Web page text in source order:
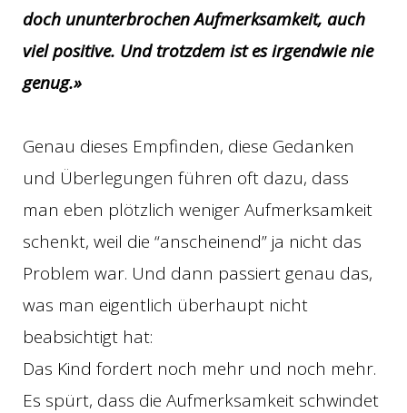
doch ununterbrochen Aufmerksamkeit, auch
viel positive. Und trotzdem ist es irgendwie nie
genug.»
Genau dieses Empfinden, diese Gedanken
und Überlegungen führen oft dazu, dass
man eben plötzlich weniger Aufmerksamkeit
schenkt, weil die “anscheinend” ja nicht das
Problem war. Und dann passiert genau das,
was man eigentlich überhaupt nicht
beabsichtigt hat:
Das Kind fordert noch mehr und noch mehr.
Es spürt, dass die Aufmerksamkeit schwindet